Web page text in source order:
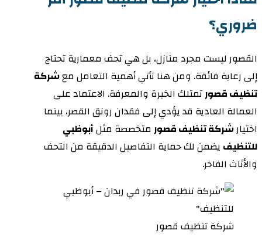
ضروري؟
القصور ليست مجرد منازل، بل هي تحف معمارية تحتاج
إلى رعاية فائقة. ومن هنا تأتي أهمية التعامل معشركة
تنظيف قصورتمتلك الخبرة والمعرفة. الاعتماد على
العمالة العادية قد يؤدي إلى فقدان رونق القصر، بينما
اختيارشركة تنظيف قصور متخصصة مثلأبوظبي
للتنظيف يضمن لك حماية التفاصيل الدقيقة من التحف
والأثاث الفاخر.
شركة تنظيف قصور